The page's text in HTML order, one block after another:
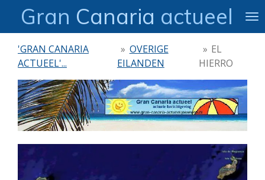
direct
hoofdinhoud
Gran Canaria actueel
'GRAN CANARIA
ACTUEEL'...
» OVERIGE
EILANDEN
» EL
HIERRO